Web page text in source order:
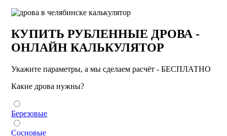
КУПИТЬ РУБЛЕННЫЕ ДРОВА -
ОНЛАЙН КАЛЬКУЛЯТОР
Укажите параметры, а мы сделаем расчёт - БЕСПЛАТНО
Какие дрова нужны?
Березовые
Сосновые